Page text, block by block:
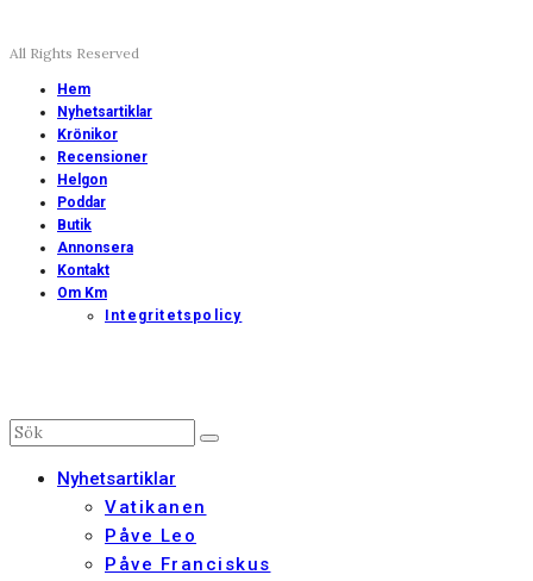
All Rights Reserved
Hem
Nyhetsartiklar
Krönikor
Recensioner
Helgon
Poddar
Butik
Annonsera
Kontakt
Om Km
Integritetspolicy
Nyhetsartiklar
Vatikanen
Påve Leo
Påve Franciskus